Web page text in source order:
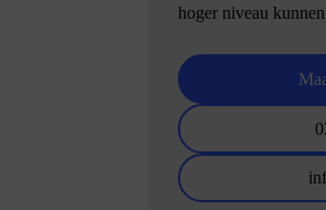
hoger niveau